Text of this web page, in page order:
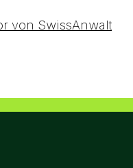
von SwissAnwalt